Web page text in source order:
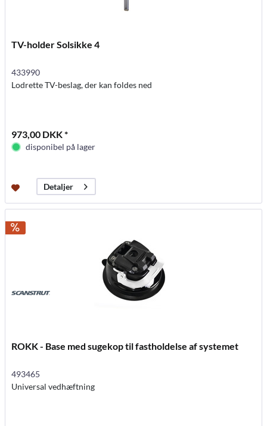
TV-holder Solsikke 4
433990
Lodrette TV-beslag, der kan foldes ned
973,00 DKK *
disponibel på lager
Detaljer
ROKK - Base med sugekop til fastholdelse af systemet
493465
Universal vedhæftning